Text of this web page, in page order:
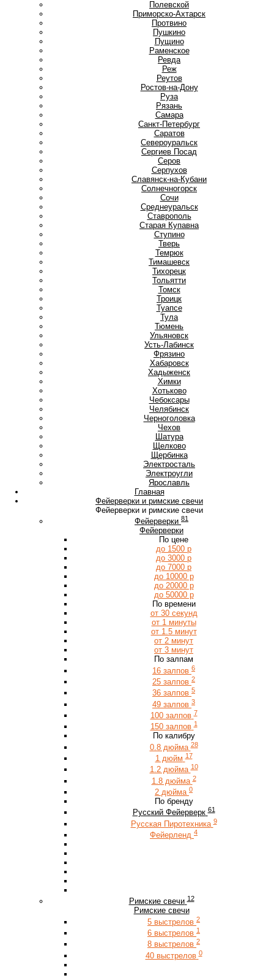
Полевской
Приморско-Ахтарск
Протвино
Пушкино
Пущино
Раменское
Ревда
Реж
Реутов
Ростов-на-Дону
Руза
Рязань
Самара
Санкт-Петербург
Саратов
Североуральск
Сергиев Посад
Серов
Серпухов
Славянск-на-Кубани
Солнечногорск
Сочи
Среднеуральск
Ставрополь
Старая Купавна
Ступино
Тверь
Темрюк
Тимашевск
Тихорецк
Тольятти
Томск
Троицк
Туапсе
Тула
Тюмень
Ульяновск
Усть-Лабинск
Фрязино
Хабаровск
Хадыженск
Химки
Хотьково
Чебоксары
Челябинск
Черноголовка
Чехов
Шатура
Щелково
Щербинка
Электросталь
Электроугли
Ярославль
Главная
Фейерверки и римские свечи
Фейерверки и римские свечи
Фейерверки 81
Фейерверки
По цене
до 1500 р
до 3000 р
до 7000 р
до 10000 р
до 20000 р
до 50000 р
По времени
от 30 секунд
от 1 минуты
от 1.5 минут
от 2 минут
от 3 минут
По залпам
16 залпов 6
25 залпов 2
36 залпов 5
49 залпов 3
100 залпов 7
150 залпов 1
По калибру
0.8 дюйма 28
1 дюйм 17
1.2 дюйма 10
1.8 дюйма 2
2 дюйма 0
По бренду
Русский Фейерверк 61
Русская Пиротехника 9
Фейерленд 4
Римские свечи 12
Римские свечи
5 выстрелов 2
6 выстрелов 1
8 выстрелов 2
40 выстрелов 0